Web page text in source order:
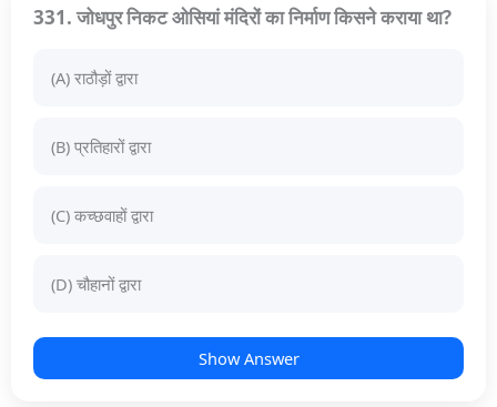
331. जोधपुर निकट ओसियां मंदिरों का निर्माण किसने कराया था?
(A) राठौड़ों द्वारा
(B) प्रतिहारों द्वारा
(C) कच्छवाहों द्वारा
(D) चौहानों द्वारा
Show Answer